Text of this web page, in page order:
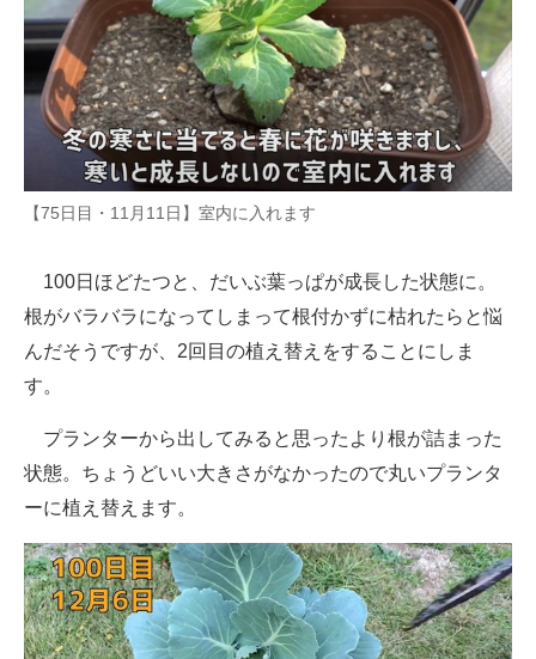
【75日目・11月11日】室内に入れます
100日ほどたつと、だいぶ葉っぱが成長した状態に。
根がバラバラになってしまって根付かずに枯れたらと悩
んだそうですが、2回目の植え替えをすることにしま
す。
プランターから出してみると思ったより根が詰まった
状態。ちょうどいい大きさがなかったので丸いプランタ
ーに植え替えます。